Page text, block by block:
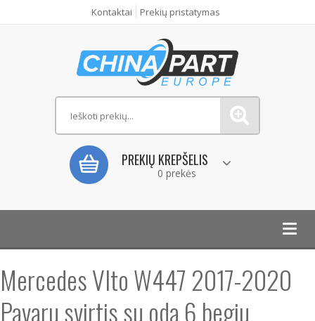
Kontaktai Prekių pristatymas
PREKIŲ KREPŠELIS
0 prekės
Mercedes VIto W447 2017-2020
Pavaru svirtis su oda 6 begiu